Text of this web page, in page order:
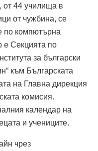
от 44 училища в
от чужбина, се
по компютърна
е Секцията по
за български
към Българската
на Главна дирекция
комисия.
календар на
и учениците.
чрез